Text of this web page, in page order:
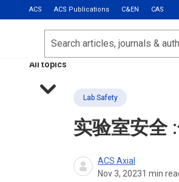
ACS ACS Publications C&EN CAS
Most Read
Calls for Papers
All topics
Search
Lab Safety
实验室安全
ACS Axial
Nov 3, 20231 min